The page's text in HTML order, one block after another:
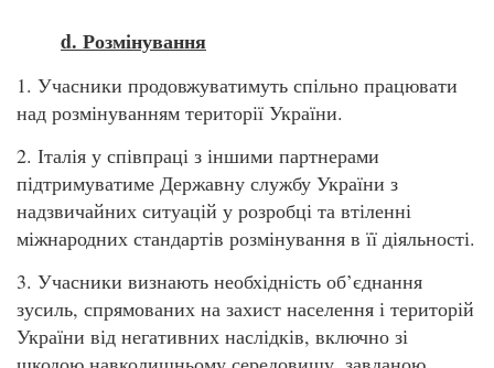
d. Розмінування
1. Учасники продовжуватимуть спільно працювати
над розмінуванням території України.
2. Італія у співпраці з іншими партнерами
підтримуватиме Державну службу України з
надзвичайних ситуацій у розробці та втіленні
міжнародних стандартів розмінування в її діяльності.
3. Учасники визнають необхідність об’єднання
зусиль, спрямованих на захист населення і територій
України від негативних наслідків, включно зі